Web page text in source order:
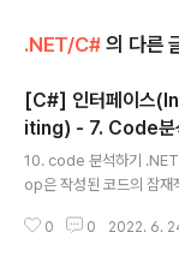
.NET/C# 의 다른
[C#] 인터페이스
iting) - 7. Code
10. code 분석하기
op은 작성된 코드의 잠재
leCop을 사용해 보기 위
0 0 2022. 6.